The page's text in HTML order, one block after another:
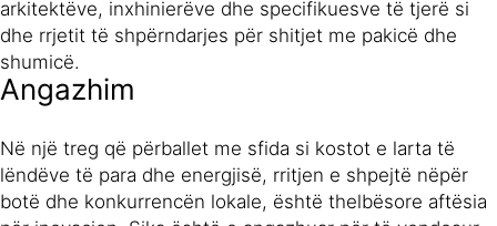
arkitektëve, inxhinierëve dhe specifikuesve të tjerë si
dhe rrjetit të shpërndarjes për shitjet me pakicë dhe
shumicë.
Angazhim
Në një treg që përballet me sfida si kostot e larta të
lëndëve të para dhe energjisë, rritjen e shpejtë nëpër
botë dhe konkurrencën lokale, është thelbësore aftësia